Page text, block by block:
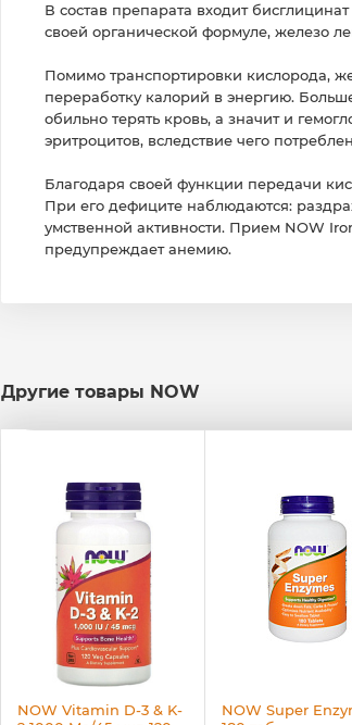
В состав препарата входит
своей органической формуле, железо
Помимо транспортировки кислорода,
переработку калорий в энергию.
обильно терять кровь, а значит и
эритроцитов, вследствие чего
Благодаря своей функции передачи
При его дефиците наблюдаются:
умственной активности. Прием NOW
предупреждает анемию.
Другие товары NOW
NOW Vitamin D-3 & K-
NOW Super